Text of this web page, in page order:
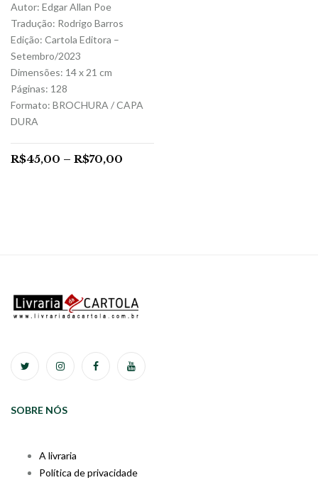
Autor: Edgar Allan Poe
Tradução: Rodrigo Barros
Edição: Cartola Editora –
Setembro/2023
Dimensões: 14 x 21 cm
Páginas: 128
Formato: BROCHURA / CAPA
DURA
R$45,00 – R$70,00
SOBRE NÓS
A livraria
Política de privacidade